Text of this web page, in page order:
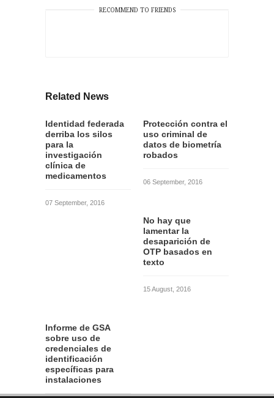
RECOMMEND TO FRIENDS
Related News
Identidad federada
derriba los silos
para la
investigación
clínica de
medicamentos
07 September, 2016
Protección contra el
uso criminal de
datos de biometría
robados
06 September, 2016
No hay que
lamentar la
desaparición de
OTP basados en
texto
15 August, 2016
Informe de GSA
sobre uso de
credenciales de
identificación
específicas para
instalaciones